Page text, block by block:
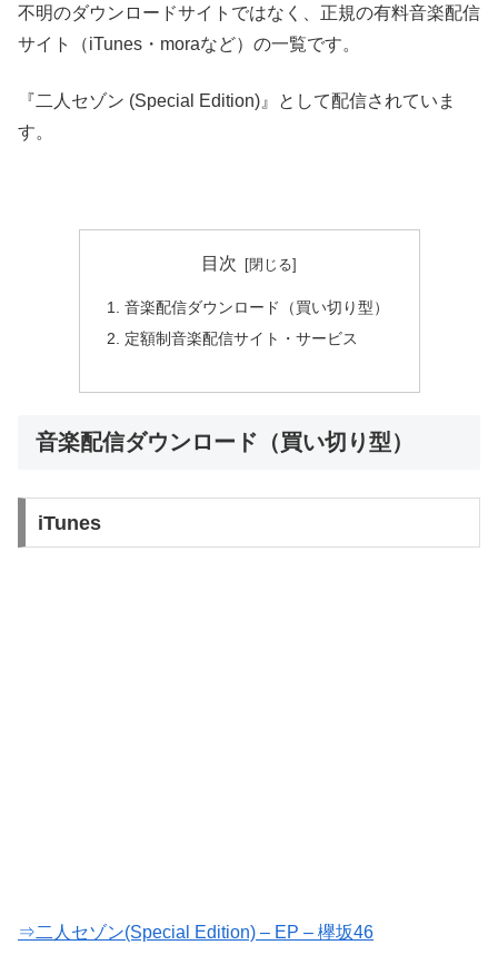
不明のダウンロードサイトではなく、正規の有料音楽配信
サイト（iTunes・moraなど）の一覧です。
『二人セゾン (Special Edition)』として配信されていま
す。
目次
音楽配信ダウンロード（買い切り型）
定額制音楽配信サイト・サービス
音楽配信ダウンロード（買い切り型）
iTunes
⇒二人セゾン(Special Edition) – EP – 欅坂46